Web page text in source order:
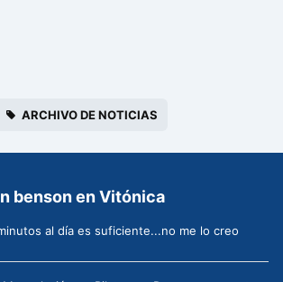
ARCHIVO DE NOTICIAS
benson en Vitónica
al día es suficiente...no me lo creo